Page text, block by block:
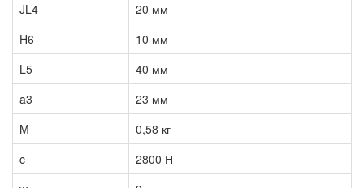
JL4
20 мм
H6
10 мм
L5
40 мм
a3
23 мм
M
0,58 кг
c
2800 Н